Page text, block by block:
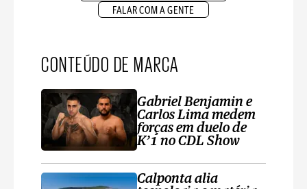
FALAR COM A GENTE
CONTEÚDO DE MARCA
Gabriel Benjamin e
Carlos Lima medem
forças em duelo de
K’1 no CDL Show
Calponta alia